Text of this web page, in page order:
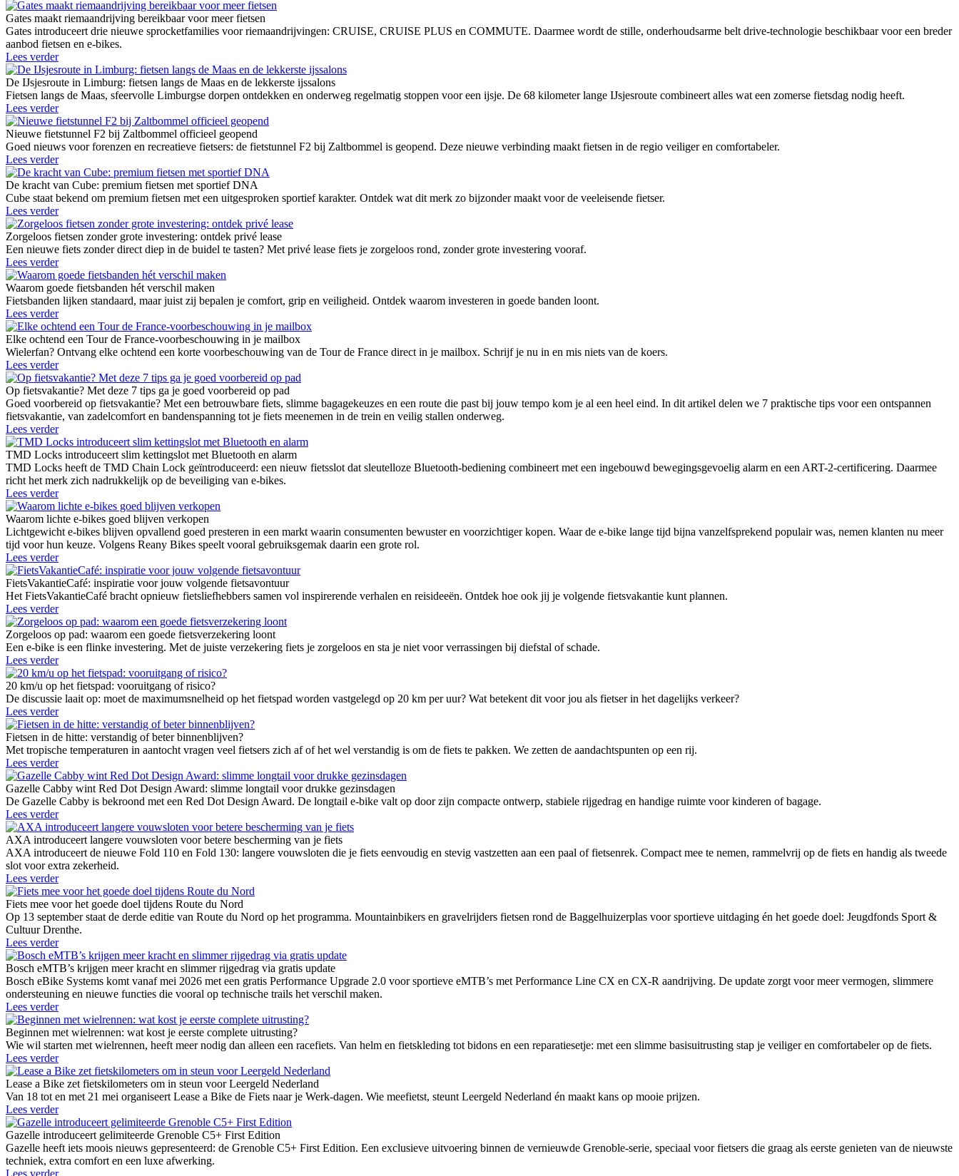
Gates maakt riemaandrijving bereikbaar voor meer fietsen
Gates introduceert drie nieuwe sprocketfamilies voor riemaandrijvingen: CRUISE, CRUISE PLUS en COMMUTE. Daarmee wordt de stille, onderhoudsarme belt drive-technologie beschikbaar voor een breder
aanbod fietsen en e-bikes.
Lees verder
De IJsjesroute in Limburg: fietsen langs de Maas en de lekkerste ijssalons
Fietsen langs de Maas, sfeervolle Limburgse dorpen ontdekken en onderweg regelmatig stoppen voor een ijsje. De 68 kilometer lange IJsjesroute combineert alles wat een zomerse fietsdag nodig heeft.
Lees verder
Nieuwe fietstunnel F2 bij Zaltbommel officieel geopend
Goed nieuws voor forenzen en recreatieve fietsers: de fietstunnel F2 bij Zaltbommel is geopend. Deze nieuwe verbinding maakt fietsen in de regio veiliger en comfortabeler.
Lees verder
De kracht van Cube: premium fietsen met sportief DNA
Cube staat bekend om premium fietsen met een uitgesproken sportief karakter. Ontdek wat dit merk zo bijzonder maakt voor de veeleisende fietser.
Lees verder
Zorgeloos fietsen zonder grote investering: ontdek privé lease
Een nieuwe fiets zonder direct diep in de buidel te tasten? Met privé lease fiets je zorgeloos rond, zonder grote investering vooraf.
Lees verder
Waarom goede fietsbanden hét verschil maken
Fietsbanden lijken standaard, maar juist zij bepalen je comfort, grip en veiligheid. Ontdek waarom investeren in goede banden loont.
Lees verder
Elke ochtend een Tour de France-voorbeschouwing in je mailbox
Wielerfan? Ontvang elke ochtend een korte voorbeschouwing van de Tour de France direct in je mailbox. Schrijf je nu in en mis niets van de koers.
Lees verder
Op fietsvakantie? Met deze 7 tips ga je goed voorbereid op pad
Goed voorbereid op fietsvakantie? Met een betrouwbare fiets, slimme bagagekeuzes en een route die past bij jouw tempo kom je al een heel eind. In dit artikel delen we 7 praktische tips voor een ontspannen
fietsvakantie, van zadelcomfort en bandenspanning tot je fiets meenemen in de trein en veilig stallen onderweg.
Lees verder
TMD Locks introduceert slim kettingslot met Bluetooth en alarm
TMD Locks heeft de TMD Chain Lock geïntroduceerd: een nieuw fietsslot dat sleutelloze Bluetooth-bediening combineert met een ingebouwd bewegingsgevoelig alarm en een ART-2-certificering. Daarmee
richt het merk zich nadrukkelijk op de beveiliging van e-bikes.
Lees verder
Waarom lichte e-bikes goed blijven verkopen
Lichtgewicht e-bikes blijven opvallend goed presteren in een markt waarin consumenten bewuster en voorzichtiger kopen. Waar de e-bike lange tijd bijna vanzelfsprekend populair was, nemen klanten nu meer
tijd voor hun keuze. Volgens Reany Bikes speelt vooral gebruiksgemak daarin een grote rol.
Lees verder
FietsVakantieCafé: inspiratie voor jouw volgende fietsavontuur
Het FietsVakantieCafé bracht opnieuw fietsliefhebbers samen vol inspirerende verhalen en reisideeën. Ontdek hoe ook jij je volgende fietsvakantie kunt plannen.
Lees verder
Zorgeloos op pad: waarom een goede fietsverzekering loont
Een e-bike is een flinke investering. Met de juiste verzekering fiets je zorgeloos en sta je niet voor verrassingen bij diefstal of schade.
Lees verder
20 km/u op het fietspad: vooruitgang of risico?
De discussie laait op: moet de maximumsnelheid op het fietspad worden vastgelegd op 20 km per uur? Wat betekent dit voor jou als fietser in het dagelijks verkeer?
Lees verder
Fietsen in de hitte: verstandig of beter binnenblijven?
Met tropische temperaturen in aantocht vragen veel fietsers zich af of het wel verstandig is om de fiets te pakken. We zetten de aandachtspunten op een rij.
Lees verder
Gazelle Cabby wint Red Dot Design Award: slimme longtail voor drukke gezinsdagen
De Gazelle Cabby is bekroond met een Red Dot Design Award. De longtail e-bike valt op door zijn compacte ontwerp, stabiele rijgedrag en handige ruimte voor kinderen of bagage.
Lees verder
AXA introduceert langere vouwsloten voor betere bescherming van je fiets
AXA introduceert de nieuwe Fold 110 en Fold 130: langere vouwsloten die je fiets eenvoudig en stevig vastzetten aan een paal of fietsenrek. Compact mee te nemen, rammelvrij op de fiets en handig als tweede
slot voor extra zekerheid.
Lees verder
Fiets mee voor het goede doel tijdens Route du Nord
Op 13 september staat de derde editie van Route du Nord op het programma. Mountainbikers en gravelrijders fietsen rond de Baggelhuizerplas voor sportieve uitdaging én het goede doel: Jeugdfonds Sport &
Cultuur Drenthe.
Lees verder
Bosch eMTB’s krijgen meer kracht en slimmer rijgedrag via gratis update
Bosch eBike Systems komt vanaf mei 2026 met een gratis Performance Upgrade 2.0 voor sportieve eMTB’s met Performance Line CX en CX-R aandrijving. De update zorgt voor meer vermogen, slimmere
ondersteuning en nieuwe functies die vooral op technische trails het verschil maken.
Lees verder
Beginnen met wielrennen: wat kost je eerste complete uitrusting?
Wie wil starten met wielrennen, heeft meer nodig dan alleen een racefiets. Van helm en fietskleding tot bidons en een reparatiesetje: met een slimme basisuitrusting stap je veiliger en comfortabeler op de fiets.
Lees verder
Lease a Bike zet fietskilometers om in steun voor Leergeld Nederland
Van 18 tot en met 21 mei organiseert Lease a Bike de Fiets naar je Werk-dagen. Wie meefietst, steunt Leergeld Nederland én maakt kans op mooie prijzen.
Lees verder
Gazelle introduceert gelimiteerde Grenoble C5+ First Edition
Gazelle heeft iets moois nieuws gepresenteerd: de Grenoble C5+ First Edition. Een exclusieve uitvoering binnen de vernieuwde Grenoble-serie, speciaal voor fietsers die graag als eerste genieten van de nieuwste
techniek, extra comfort en een luxe afwerking.